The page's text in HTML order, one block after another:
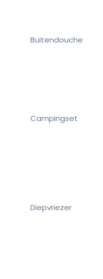
Buitendouche
Campingset
Diepvriezer